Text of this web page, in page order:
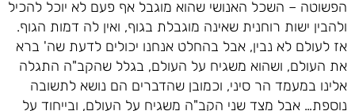
הפשוטה – השכל האנושי שהוא מוגבל אף פעם לא יוכל להכיל
ולהבין ישות רוחנית שאינה מוגבלת בגוף, ואין לה דמות הגוף.
אז לעולם לא נבין, אבל בהחלט אנחנו יכולים לדעת שה' ברא
את העולם, ושהוא משגיח על העולם, בגלל שהקב"ה התגלה
אלינו במעמד הר סיני, וכמובן שהדברים הם נושא לתשובה
נוספת… אבל מצד שני הקב"ה משגיח על העולם, ובייחוד על